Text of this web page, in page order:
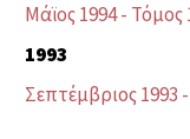
Μάϊος 1994 - Τόμος
1993
Σεπτέμβριος 1993